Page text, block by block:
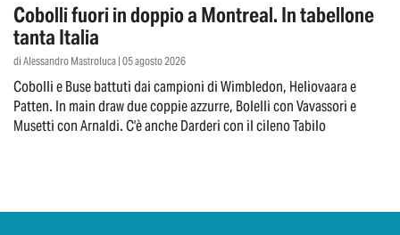
Cobolli fuori in doppio a Montreal. In tabellone
tanta Italia
di Alessandro Mastroluca | 05 agosto 2026
Cobolli e Buse battuti dai campioni di Wimbledon, Heliovaara e
Patten. In main draw due coppie azzurre, Bolelli con Vavassori e
Musetti con Arnaldi. C'è anche Darderi con il cileno Tabilo